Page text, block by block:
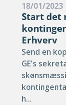
18/01/2023
Start det
Erhverv
Send en
GE's
h...